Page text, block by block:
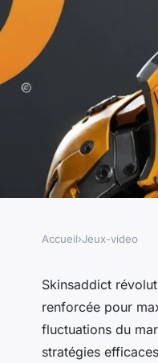
:
skins
Accueil›Jeux-video
Skinsaddict
renforcée pour
fluctuations du
stratégies